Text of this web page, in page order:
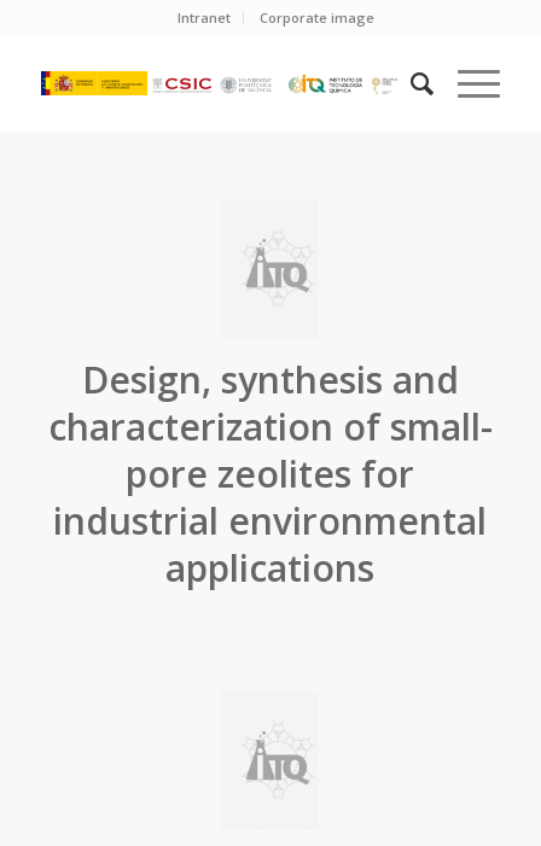
Intranet Corporate image
Design, synthesis and
characterization of small-
pore zeolites for
industrial environmental
applications